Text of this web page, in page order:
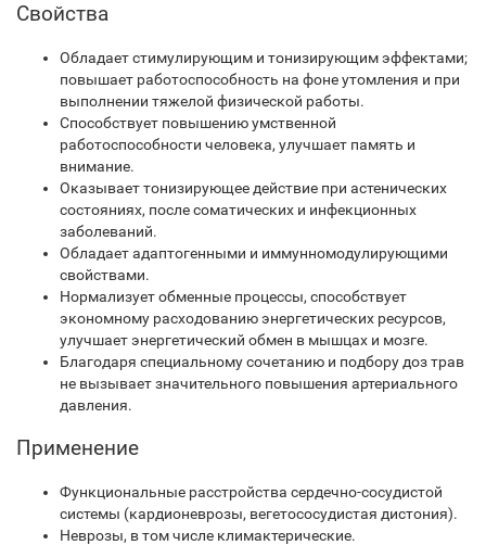
Свойства
Обладает стимулирующим и тонизирующим эффектами;
повышает работоспособность на фоне утомления и при
выполнении тяжелой физической работы.
Способствует повышению умственной
работоспособности человека, улучшает память и
внимание.
Оказывает тонизирующее действие при астенических
состояниях, после соматических и инфекционных
заболеваний.
Обладает адаптогенными и иммунномодулирующими
свойствами.
Нормализует обменные процессы, способствует
экономному расходованию энергетических ресурсов,
улучшает энергетический обмен в мышцах и мозге.
Благодаря специальному сочетанию и подбору доз трав
не вызывает значительного повышения артериального
давления.
Применение
Функциональные расстройства сердечно-сосудистой
системы (кардионеврозы, вегетососудистая дистония).
Неврозы, в том числе климактерические.